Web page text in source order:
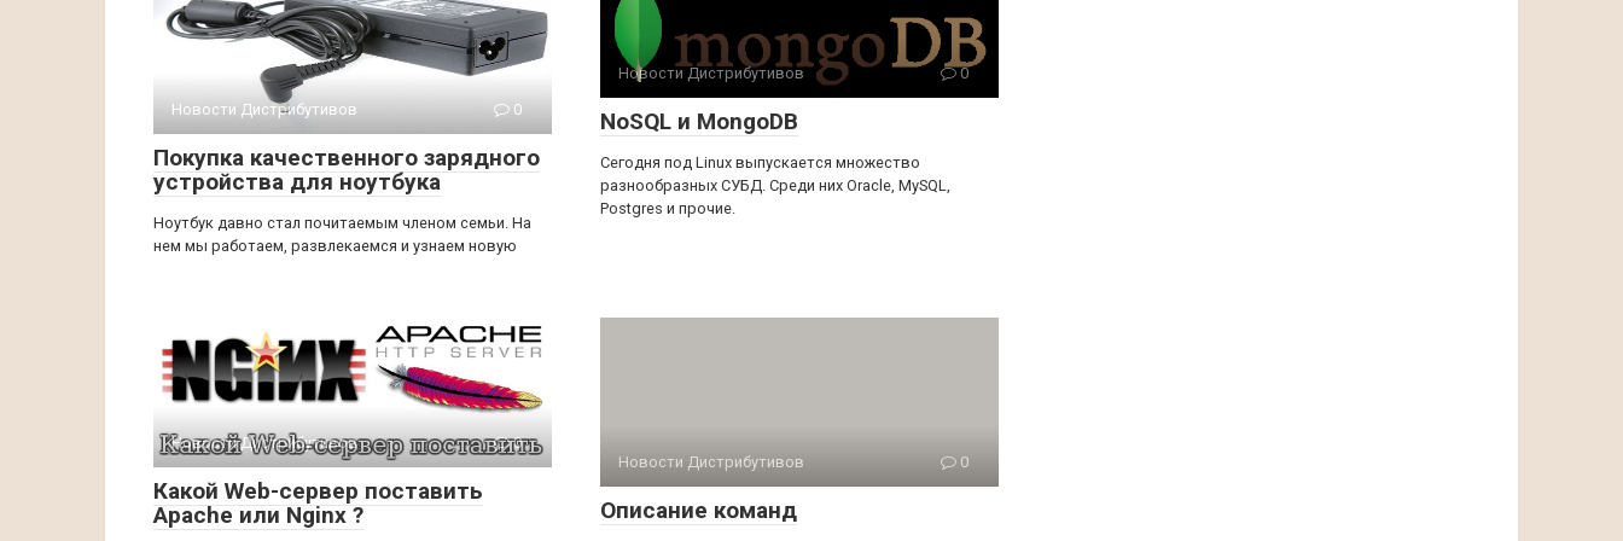
Новости Дистрибутивов 0
Покупка качественного зарядного
устройства для ноутбука
Ноутбук давно стал почитаемым членом семьи. На
нем мы работаем, развлекаемся и узнаем новую
Новости Дистрибутивов 0
NoSQL и MongoDB
Сегодня под Linux выпускается множество
разнообразных СУБД. Среди них Oracle, MySQL,
Postgres и прочие.
Новости Дистрибутивов 0
Какой Web-сервер поставить
Apache или Nginx ?
Новости Дистрибутивов 0
Описание команд